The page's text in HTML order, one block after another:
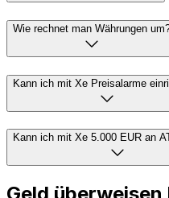
Wie rechnet man Währungen
Kann ich mit Xe Preisalarme
Kann ich mit Xe 5.000 EUR an